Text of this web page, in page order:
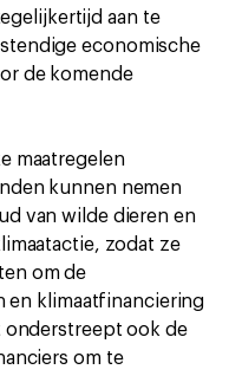
aan te
economische
de komende
maatregelen
kunnen nemen
van wilde dieren en
zodat ze
om de
en klimaatfinanciering
onderstreept ook de
om te